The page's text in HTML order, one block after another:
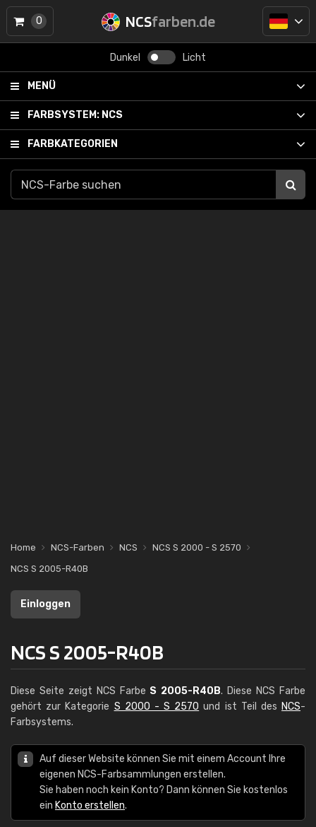
NCSfarben.de
Dunkel Licht
MENÜ
FARBSYSTEM: NCS
FARBKATEGORIEN
0
Home NCS-Farben NCS
NCS S 2000 - S 2570
NCS S 2005-R40B
Einloggen
NCS S 2005-R40B
Diese Seite zeigt NCS Farbe S 2005-R40B. Diese NCS Farbe
gehört zur Kategorie S 2000 - S 2570 und ist Teil des NCS-
Farbsystems.
Auf dieser Website können Sie mit einem Account Ihre
eigenen NCS-Farbsammlungen erstellen.
Sie haben noch kein Konto? Dann können Sie kostenlos
ein Konto erstellen.